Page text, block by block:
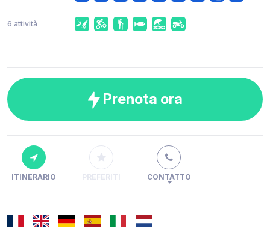
6 attività
Prenota ora
ITINERARIO PREFERITI CONTATTO